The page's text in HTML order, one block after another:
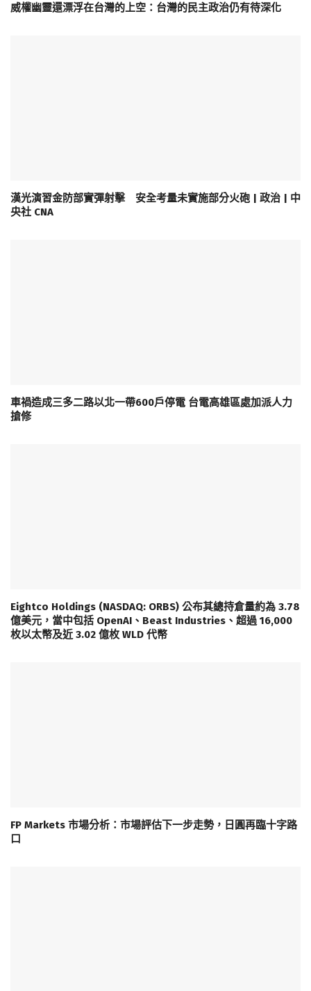
威權幽靈還漂浮在台灣的上空：台灣的民主政治仍有待深化
漢光演習金防部實彈射擊 安全考量未實施部分火砲 | 政治 | 中
央社 CNA
車禍造成三多二路以北一帶600戶停電 台電高雄區處加派人力
搶修
Eightco Holdings (NASDAQ: ORBS) 公布其總持倉量約為 3.78
億美元，當中包括 OpenAI、Beast Industries、超過 16,000
枚以太幣及近 3.02 億枚 WLD 代幣
FP Markets 市場分析：市場評估下一步走勢，日圓再臨十字路
口